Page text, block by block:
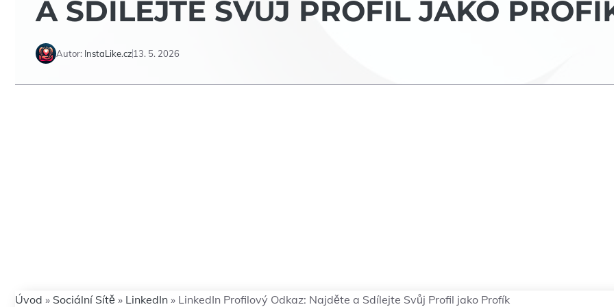
A SDÍLEJTE SVŮJ PROFIL JAKO
Autor: InstaLike.cz 13. 5. 2026
Úvod » Sociální Sítě » LinkedIn » LinkedIn Profilový Odkaz: Najděte a Sdílejte Svůj Profil jako Profík